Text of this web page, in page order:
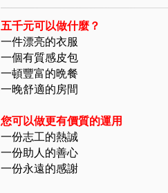
五千元可以做什麼？
一件漂亮的衣服
一個有質感皮包
一頓豐富的晩餐
一晚舒適的房間
您可以做更有價質的運用
一份志工的熱誠
一份助人的善心
一份永遠的感謝